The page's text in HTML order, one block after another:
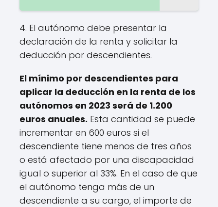
4. El autónomo debe presentar la
declaración de la renta y solicitar la
deducción por descendientes.
El mínimo por descendientes para
aplicar la deducción en la renta de los
autónomos en 2023 será de 1.200
euros anuales. Esta cantidad se puede
incrementar en 600 euros si el
descendiente tiene menos de tres años
o está afectado por una discapacidad
igual o superior al 33%. En el caso de que
el autónomo tenga más de un
descendiente a su cargo, el importe de